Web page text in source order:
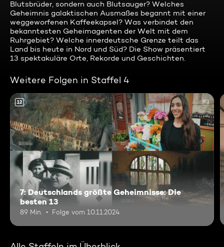
Blutsbrüder, sondern auch Blutsauger? Welches
Geheimnis galaktischen Ausmaßes begannt mit einer
weggeworfenen Kaffeekapsel? Was verbindet den
bekanntesten Geheimagenten der Welt mit dem
Ruhrgebiet? Welche innerdeutsche Grenze teilt das
Land bis heute in Nord und Süd? Die Show präsentiert
13 spektakuläre Orte, Rekorde und Geschichten.
Weitere Folgen in Staffel 4
12
7: Deutschlands größte Geheimnisse: Die
besten 13
89 Min. Folge vom 10.11.2024